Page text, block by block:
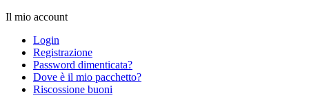
Il mio account
Login
Registrazione
Password dimenticata?
Dove è il mio pacchetto?
Riscossione buoni